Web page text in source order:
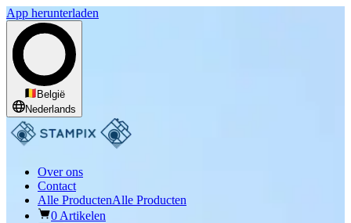
App herunterladen
België
Nederlands
Over ons
Contact
Alle ProductenAlle Producten
0 Artikelen